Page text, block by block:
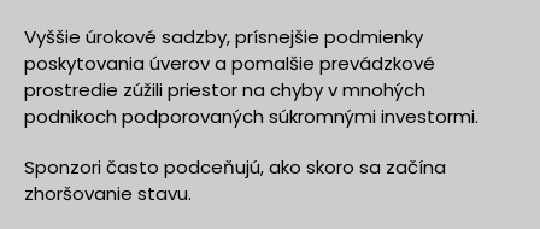
Vyššie úrokové sadzby, prísnejšie podmienky
poskytovania úverov a pomalšie prevádzkové
prostredie zúžili priestor na chyby v mnohých
podnikoch podporovaných súkromnými investormi.
Sponzori často podceňujú, ako skoro sa začína
zhoršovanie stavu.